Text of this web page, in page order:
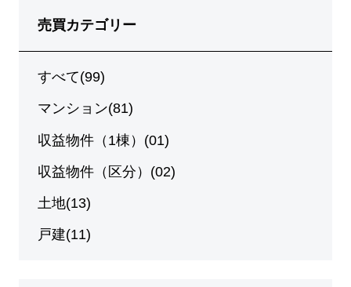
売買カテゴリー
すべて(99)
マンション(81)
収益物件（1棟）(01)
収益物件（区分）(02)
土地(13)
戸建(11)